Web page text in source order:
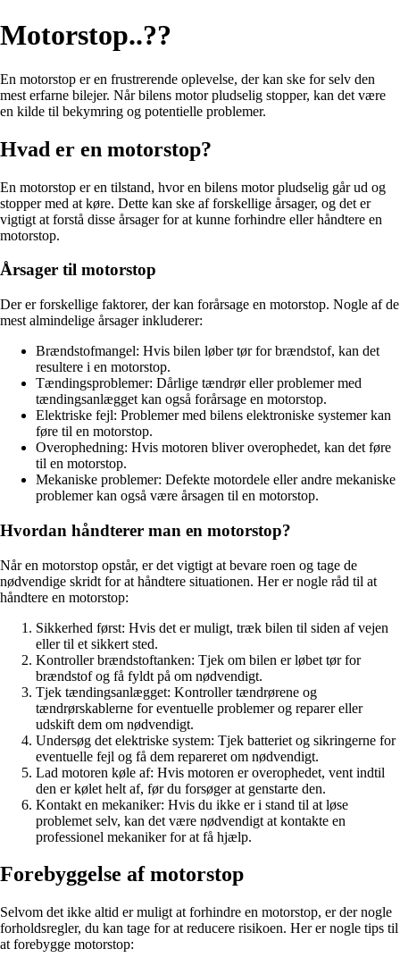
Motorstop..??
En motorstop er en frustrerende oplevelse, der kan ske for selv den
mest erfarne bilejer. Når bilens motor pludselig stopper, kan det være
en kilde til bekymring og potentielle problemer.
Hvad er en motorstop?
En motorstop er en tilstand, hvor en bilens motor pludselig går ud og
stopper med at køre. Dette kan ske af forskellige årsager, og det er
vigtigt at forstå disse årsager for at kunne forhindre eller håndtere en
motorstop.
Årsager til motorstop
Der er forskellige faktorer, der kan forårsage en motorstop. Nogle af de
mest almindelige årsager inkluderer:
Brændstofmangel: Hvis bilen løber tør for brændstof, kan det
resultere i en motorstop.
Tændingsproblemer: Dårlige tændrør eller problemer med
tændingsanlægget kan også forårsage en motorstop.
Elektriske fejl: Problemer med bilens elektroniske systemer kan
føre til en motorstop.
Overophedning: Hvis motoren bliver overophedet, kan det føre
til en motorstop.
Mekaniske problemer: Defekte motordele eller andre mekaniske
problemer kan også være årsagen til en motorstop.
Hvordan håndterer man en motorstop?
Når en motorstop opstår, er det vigtigt at bevare roen og tage de
nødvendige skridt for at håndtere situationen. Her er nogle råd til at
håndtere en motorstop:
Sikkerhed først: Hvis det er muligt, træk bilen til siden af vejen
eller til et sikkert sted.
Kontroller brændstoftanken: Tjek om bilen er løbet tør for
brændstof og få fyldt på om nødvendigt.
Tjek tændingsanlægget: Kontroller tændrørene og
tændrørskablerne for eventuelle problemer og reparer eller
udskift dem om nødvendigt.
Undersøg det elektriske system: Tjek batteriet og sikringerne for
eventuelle fejl og få dem repareret om nødvendigt.
Lad motoren køle af: Hvis motoren er overophedet, vent indtil
den er kølet helt af, før du forsøger at genstarte den.
Kontakt en mekaniker: Hvis du ikke er i stand til at løse
problemet selv, kan det være nødvendigt at kontakte en
professionel mekaniker for at få hjælp.
Forebyggelse af motorstop
Selvom det ikke altid er muligt at forhindre en motorstop, er der nogle
forholdsregler, du kan tage for at reducere risikoen. Her er nogle tips til
at forebygge motorstop: